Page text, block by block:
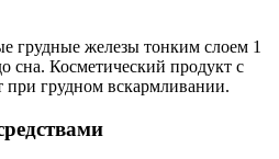
грудные железы тонким слоем 1
сна. Косметический продукт с
грудном вскармливании.